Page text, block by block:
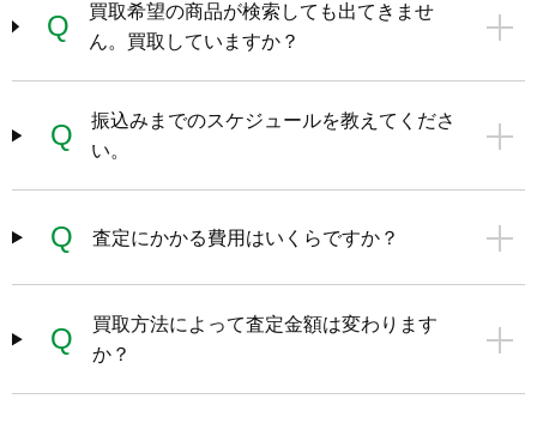
Q
買取希望の商品が検索しても出てきませ
ん。買取していますか？
Q
振込みまでのスケジュールを教えてくださ
い。
Q 査定にかかる費用はいくらですか？
Q
買取方法によって査定金額は変わります
か？